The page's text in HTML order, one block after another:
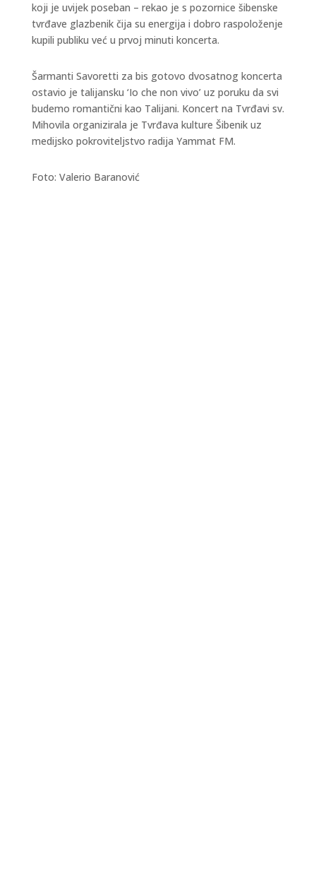
koji je uvijek poseban – rekao je s pozornice šibenske
tvrđave glazbenik čija su energija i dobro raspoloženje
kupili publiku već u prvoj minuti koncerta.
Šarmanti Savoretti za bis gotovo dvosatnog koncerta
ostavio je talijansku ‘Io che non vivo’ uz poruku da svi
budemo romantični kao Talijani. Koncert na Tvrđavi sv.
Mihovila organizirala je Tvrđava kulture Šibenik uz
medijsko pokroviteljstvo radija Yammat FM.
Foto: Valerio Baranović